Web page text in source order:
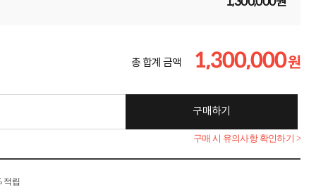
총 합계 금액 1,300,000원
구매하기
구매 시 유의사항 확인하기 >
적립